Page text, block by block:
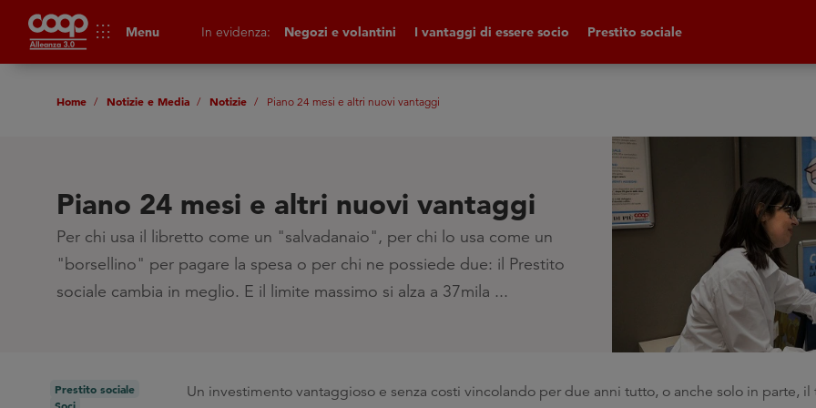
apps Menu In evidenza: Negozi e volantini I vantaggi di essere socio Prestito sociale
Home Notizie e Media Notizie Piano 24 mesi e altri nuovi vantaggi
Piano 24 mesi e altri nuovi vantaggi
Per chi usa il libretto come un "salvadanaio", per chi lo usa come un
"borsellino" per pagare la spesa o per chi ne possiede due: il Prestito
sociale cambia in meglio. E il limite massimo si alza a 37mila ...
Prestito sociale
Un investimento vantaggioso e senza costi vincolando per due anni tutto, o anche solo in parte,